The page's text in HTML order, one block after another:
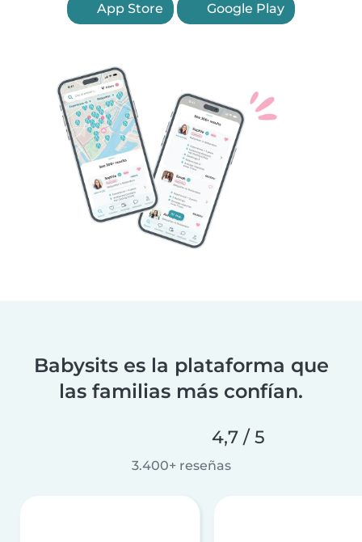
App Store Google Play
Babysits es la plataforma que
las familias más confían.
4,7 / 5
3.400+ reseñas